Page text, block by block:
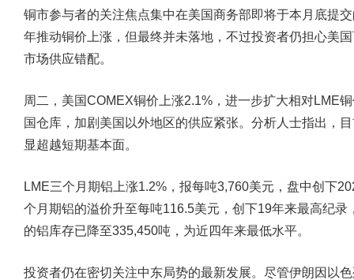
铜市参与者的关注焦点集中在美国商务部即将于本月底提
年推动铜价上涨，但最终并未落地，不过投资者仍担心美
市场供应错配。
周二，美国COMEX铜价上涨2.1%，进一步扩大相对LME
国仓库，加剧美国以外地区的供应紧张。分析人士指出，
显超越短期基本面。
LME三个月期铝上涨1.2%，报每吨3,760美元，盘中创下
个月期铝的溢价升至每吨116.5美元，创下19年来最高纪
的铝库存已降至335,450吨，为近四年来最低水平。
投资者仍在密切关注中东局势的最新发展。尽管伊朗因以